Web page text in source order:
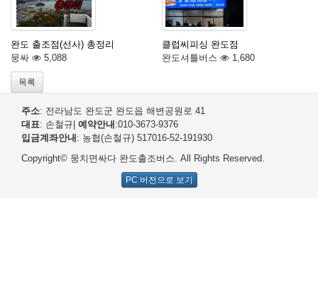
완도 출조점(선사) 총정리
뭉싸
5,088
클럽씨피싱 완도점
완도셔틀버스
1,680
목록
주소: 전라남도 완도군 완도읍 해변공원로 41
대표: 손철규 예약안내 :010-3673-9376
입금계좌안내 : 농협(손철규) 517016-52-191930
Copyright© 뭉치면싸다 완도출조버스. All Rights Reserved.
PC 버전으로 보기